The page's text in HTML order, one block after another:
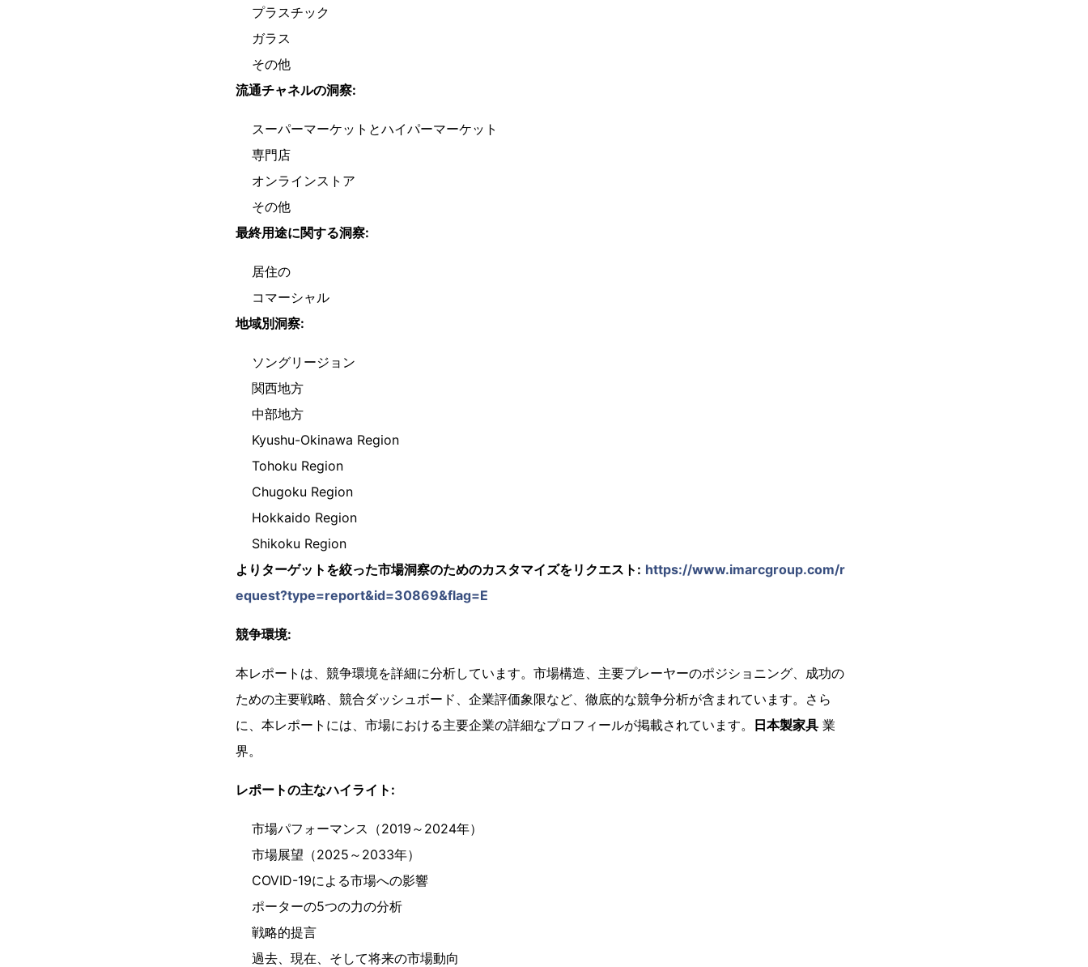
プラスチック
ガラス
その他
流通チャネルの洞察:
スーパーマーケットとハイパーマーケット
専門店
オンラインストア
その他
最終用途に関する洞察:
居住の
コマーシャル
地域別洞察:
ソングリージョン
関西地方
中部地方
Kyushu-Okinawa Region
Tohoku Region
Chugoku Region
Hokkaido Region
Shikoku Region
よりターゲットを絞った市場洞察のためのカスタマイズをリクエスト: https://www.imarcgroup.com/r
equest?type=report&id=30869&flag=E
競争環境:
本レポートは、競争環境を詳細に分析しています。市場構造、主要プレーヤーのポジショニング、成功の
ための主要戦略、競合ダッシュボード、企業評価象限など、徹底的な競争分析が含まれています。さら
に、本レポートには、市場における主要企業の詳細なプロフィールが掲載されています。 日本製家具 業
界。
レポートの主なハイライト:
市場パフォーマンス（2019～2024年）
市場展望（2025～2033年）
COVID-19による市場への影響
ポーターの5つの力の分析
戦略的提言
過去、現在、そして将来の市場動向